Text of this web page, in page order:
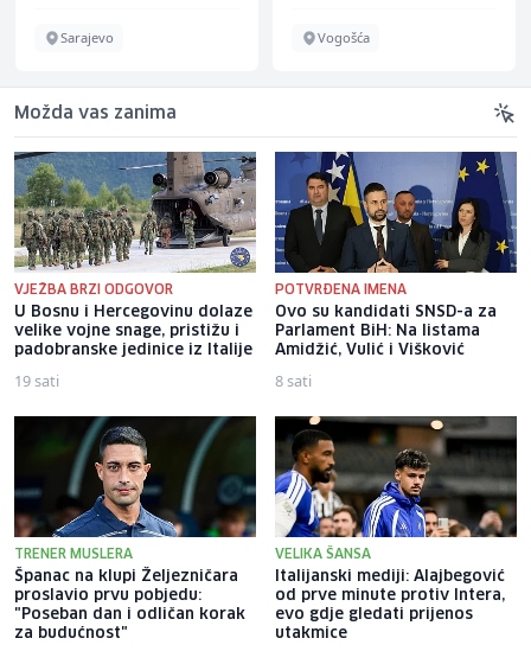
Sarajevo Vogošća
Možda vas zanima
VJEŽBA BRZI ODGOVOR
U Bosnu i Hercegovinu dolaze
velike vojne snage, pristižu i
padobranske jedinice iz Italije
19 sati
POTVRĐENA IMENA
Ovo su kandidati SNSD-a za
Parlament BiH: Na listama
Amidžić, Vulić i Višković
8 sati
TRENER MUSLERA
Španac na klupi Željezničara
proslavio prvu pobjedu:
"Poseban dan i odličan korak
za budućnost"
VELIKA ŠANSA
Italijanski mediji: Alajbegović
od prve minute protiv Intera,
evo gdje gledati prijenos
utakmice